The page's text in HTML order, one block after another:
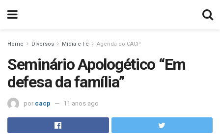
Home Diversos Mídia e Fé Agenda do CACP
Seminário Apologético “Em
defesa da família”
por cacp 11 anos ago